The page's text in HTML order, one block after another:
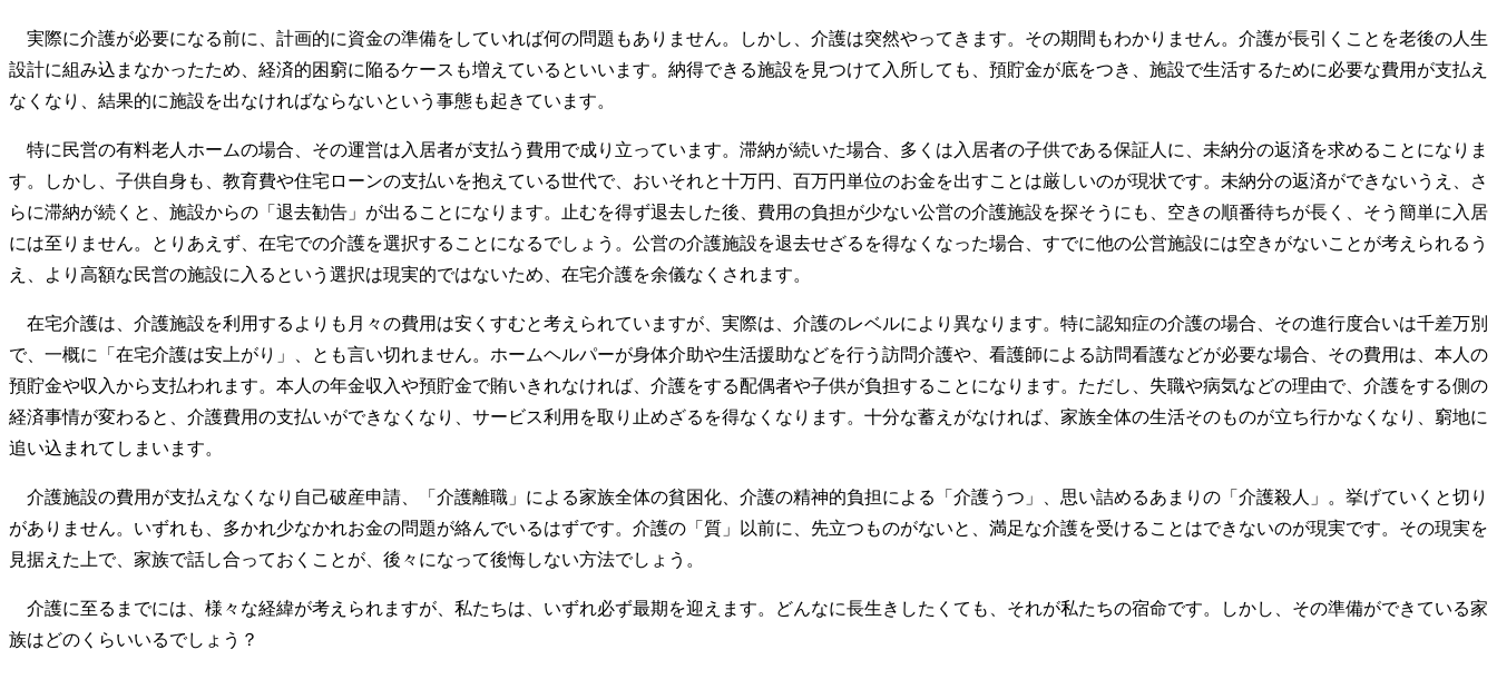
実際に介護が必要になる前に、計画的に資金の準備をしていれば何の問題もありません。しかし、介護は突然やってきます。その期間もわかりません。介護が長引くことを老後の人生
設計に組み込まなかったため、経済的困窮に陥るケースも増えているといいます。納得できる施設を見つけて入所しても、預貯金が底をつき、施設で生活するために必要な費用が支払え
なくなり、結果的に施設を出なければならないという事態も起きています。
特に民営の有料老人ホームの場合、その運営は入居者が支払う費用で成り立っています。滞納が続いた場合、多くは入居者の子供である保証人に、未納分の返済を求めることになりま
す。しかし、子供自身も、教育費や住宅ローンの支払いを抱えている世代で、おいそれと十万円、百万円単位のお金を出すことは厳しいのが現状です。未納分の返済ができないうえ、さ
らに滞納が続くと、施設からの「退去勧告」が出ることになります。止むを得ず退去した後、費用の負担が少ない公営の介護施設を探そうにも、空きの順番待ちが長く、そう簡単に入居
には至りません。とりあえず、在宅での介護を選択することになるでしょう。公営の介護施設を退去せざるを得なくなった場合、すでに他の公営施設には空きがないことが考えられるう
え、より高額な民営の施設に入るという選択は現実的ではないため、在宅介護を余儀なくされます。
在宅介護は、介護施設を利用するよりも月々の費用は安くすむと考えられていますが、実際は、介護のレベルにより異なります。特に認知症の介護の場合、その進行度合いは千差万別
で、一概に「在宅介護は安上がり」、とも言い切れません。ホームヘルパーが身体介助や生活援助などを行う訪問介護や、看護師による訪問看護などが必要な場合、その費用は、本人の
預貯金や収入から支払われます。本人の年金収入や預貯金で賄いきれなければ、介護をする配偶者や子供が負担することになります。ただし、失職や病気などの理由で、介護をする側の
経済事情が変わると、介護費用の支払いができなくなり、サービス利用を取り止めざるを得なくなります。十分な蓄えがなければ、家族全体の生活そのものが立ち行かなくなり、窮地に
追い込まれてしまいます。
介護施設の費用が支払えなくなり自己破産申請、「介護離職」による家族全体の貧困化、介護の精神的負担による「介護うつ」、思い詰めるあまりの「介護殺人」。挙げていくと切り
がありません。いずれも、多かれ少なかれお金の問題が絡んでいるはずです。介護の「質」以前に、先立つものがないと、満足な介護を受けることはできないのが現実です。その現実を
見据えた上で、家族で話し合っておくことが、後々になって後悔しない方法でしょう。
介護に至るまでには、様々な経緯が考えられますが、私たちは、いずれ必ず最期を迎えます。どんなに長生きしたくても、それが私たちの宿命です。しかし、その準備ができている家
族はどのくらいいるでしょう？